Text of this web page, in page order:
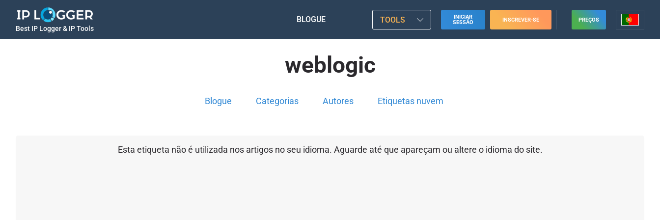
Best IP Logger & IP Tools
BLOGUE TOOLS
INICIAR
SESSÃO
INSCREVER-SE PREÇOS
weblogic
Blogue Categorias Autores Etiquetas nuvem